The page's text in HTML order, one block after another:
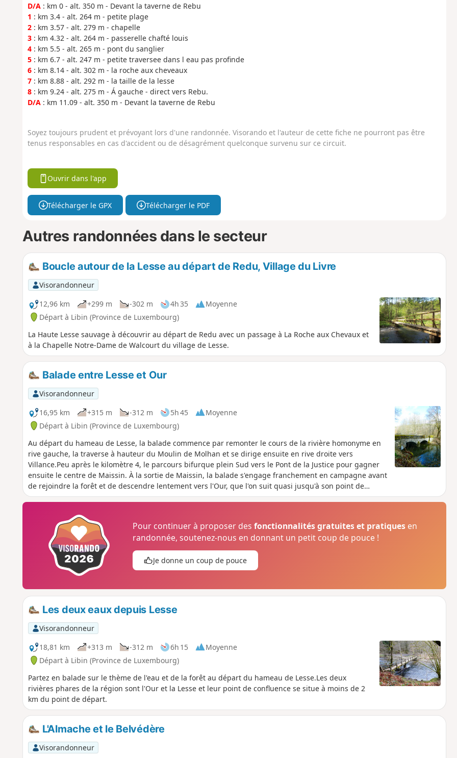
D/A: km 0 - alt. 350 m - Devant la taverne de Rebu
1 : km 3.4 - alt. 264 m - petite plage
2: km 3.57 - alt. 279 m - chapelle
3: km 4.32 - alt. 264 m - passerelle chafté louis
4: km 5.5 - alt. 265 m - pont du sanglier
5: km 6.7 - alt. 247 m - petite traversee dans l eau pas profinde
6: km 8.14 - alt. 302 m - la roche aux cheveaux
7: km 8.88 - alt. 292 m - la taille de la lesse
8: km 9.24 - alt. 275 m - Á gauche - direct vers Rebu.
D/A: km 11.09 - alt. 350 m - Devant la taverne de Rebu
Soyez toujours prudent et prévoyant lors d'une randonnée. Visorando et l'auteur de cette fiche ne pourront pas être
tenus responsables en cas d'accident ou de désagrément quelconque survenu sur ce circuit.
Ouvrir dans l'app
Télécharger le GPX Télécharger le PDF
Autres randonnées dans le secteur
Boucle autour de la Lesse au départ de Redu, Village du Livre
Visorandonneur
12,96 km
+299 m -302 m 4h 35
Moyenne
Départ à Libin (Province de Luxembourg)
La Haute Lesse sauvage à découvrir au départ de Redu avec un passage à La Roche aux Chevaux et
à la Chapelle Notre-Dame de Walcourt du village de Lesse.
Balade entre Lesse et Our
Visorandonneur
16,95 km
+315 m -312 m 5h 45
Moyenne
Départ à Libin (Province de Luxembourg)
Au départ du hameau de Lesse, la balade commence par remonter le cours de la rivière homonyme en
rive gauche, la traverse à hauteur du Moulin de Molhan et se dirige ensuite en rive droite vers
Villance.Peu après le kilomètre 4, le parcours bifurque plein Sud vers le Pont de la Justice pour gagner
ensuite le centre de Maissin. À la sortie de Maissin, la balade s'engage franchement en campagne avant
de rejoindre la forêt et de descendre lentement vers l'Our, que l'on suit quasi jusqu'à son point de
confluence avec la Lesse. Aucune difficulté si ce n'est un peu de boue par-ci par-là.
Pour continuer à proposer desfonctionnalités gratuites et pratiques en
randonnée, soutenez-nous en donnant un petit coup de pouce !
Je donne un coup de pouce
Les deux eaux depuis Lesse
Visorandonneur
18,81 km
+313 m -312 m 6h 15
Moyenne
Départ à Libin (Province de Luxembourg)
Partez en balade sur le thème de l'eau et de la forêt au départ du hameau de Lesse.Les deux
rivières phares de la région sont l'Our et la Lesse et leur point de confluence se situe à moins de 2
km du point de départ.
L'Almache et le Belvédère
Visorandonneur